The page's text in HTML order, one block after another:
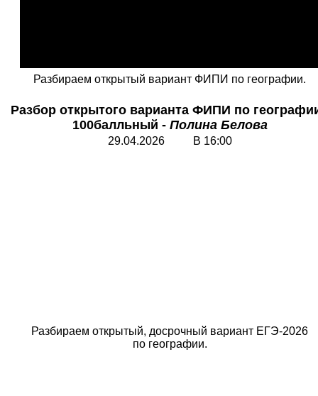
Разбираем открытый вариант ФИПИ по географии.
Разбор открытого варианта ФИПИ по
100балльный - Полина Белова
29.04.2026 В 16:00
Разбираем открытый, досрочный вариант ЕГЭ-2026
по географии.